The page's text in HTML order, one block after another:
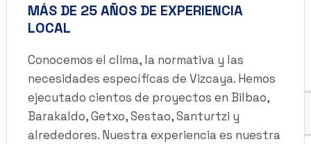
MÁS DE 25 AÑOS DE EXPERIENCIA
LOCAL
Conocemos el clima, la normativa y las
necesidades específicas de Vizcaya. Hemos
ejecutado cientos de proyectos en Bilbao,
Barakaldo, Getxo, Sestao, Santurtzi y
alrededores. Nuestra experiencia es nuestra